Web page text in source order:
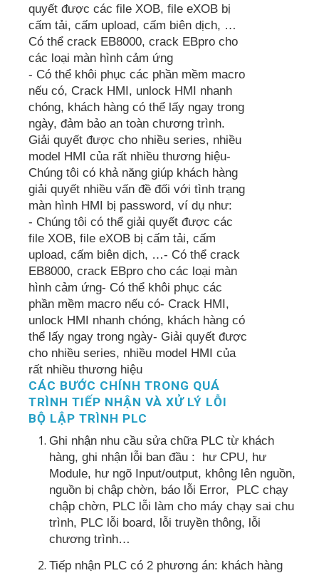
quyết được các file XOB, file eXOB bị
cấm tải, cấm upload, cấm biên dịch, …
Có thể crack EB8000, crack EBpro cho
các loại màn hình cảm ứng
- Có thể khôi phục các phần mềm macro
nếu có, Crack HMI, unlock HMI nhanh
chóng, khách hàng có thể lấy ngay trong
ngày, đảm bảo an toàn chương trình.
Giải quyết được cho nhiều series, nhiều
model HMI của rất nhiều thương hiệu-
Chúng tôi có khả năng giúp khách hàng
giải quyết nhiều vấn đề đối với tình trạng
màn hình HMI bị password, ví dụ như:
- Chúng tôi có thể giải quyết được các
file XOB, file eXOB bị cấm tải, cấm
upload, cấm biên dịch, …- Có thể crack
EB8000, crack EBpro cho các loại màn
hình cảm ứng- Có thể khôi phục các
phần mềm macro nếu có- Crack HMI,
unlock HMI nhanh chóng, khách hàng có
thể lấy ngay trong ngày- Giải quyết được
cho nhiều series, nhiều model HMI của
rất nhiều thương hiệu
CÁC BƯỚC CHÍNH TRONG QUÁ
TRÌNH TIẾP NHẬN VÀ XỬ LÝ LỖI
BỘ LẬP TRÌNH PLC
Ghi nhận nhu cầu sửa chữa PLC từ khách
hàng, ghi nhận lỗi ban đầu : hư CPU, hư
Module, hư ngõ Input/output, không lên nguồn,
nguồn bị chập chờn, báo lỗi Error, PLC chạy
chập chờn, PLC lỗi làm cho máy chạy sai chu
trình, PLC lỗi board, lỗi truyền thông, lỗi
chương trình…
Tiếp nhận PLC có 2 phương án: khách hàng